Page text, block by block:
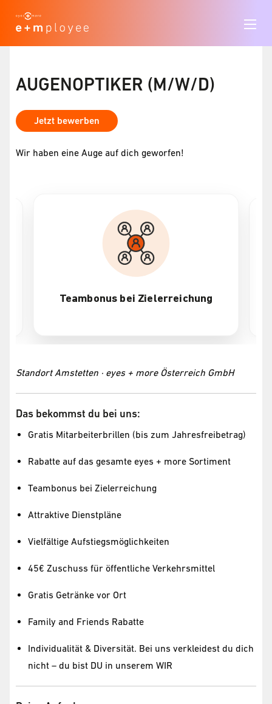
AUGENOPTIKER (M/W/D)
Jetzt bewerben
Wir haben eine Auge auf dich geworfen!
Teambonus bei Zielerreichung
Standort Amstetten · eyes + more Österreich GmbH
Das bekommst du bei uns:
Gratis Mitarbeiterbrillen (bis zum Jahresfreibetrag)
Rabatte auf das gesamte eyes + more Sortiment
Teambonus bei Zielerreichung
Attraktive Dienstpläne
Vielfältige Aufstiegsmöglichkeiten
45€ Zuschuss für öffentliche Verkehrsmittel
Gratis Getränke vor Ort
Family and Friends Rabatte
Individualität & Diversität. Bei uns verkleidest du dich
nicht – du bist DU in unserem WIR